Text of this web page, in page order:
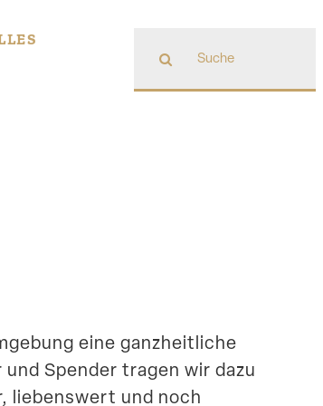
nach:
eine ganzheit­liche
Spender tragen wir dazu
liebenswert und noch